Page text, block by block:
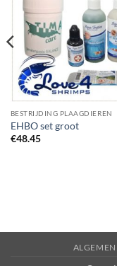
BESTRIJDING PLAAGDIEREN
EHBO set groot
€48.45